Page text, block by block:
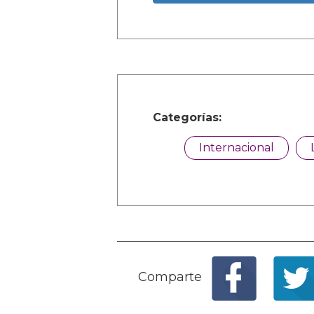
Categorías:
Internacional
Comparte